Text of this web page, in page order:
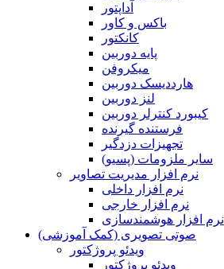
آداپتور
باکس و کاور
کانکتور
پایه دوربین
میکروفن
هارددیسک دوربین
لنز دوربین
کیبورد کنترلر دوربین
فرستنده گیرنده
تجهیزات دزدگیر
سایر ملزومات (پسیو)
نرم افزار مدیریت تصاویر
نرم افزار داخلی
نرم افزار خارجی
نرم افزار هوشمندسازی
صوتی تصویری (کمک آموزشی)
ویدئو پروژکتور
ویدئو پروژکتور